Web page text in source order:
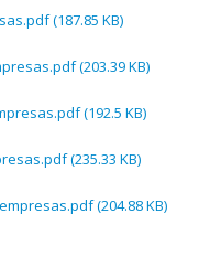
(187.85 KB)
(203.39 KB)
(192.5 KB)
(235.33 KB)
(204.88 KB)